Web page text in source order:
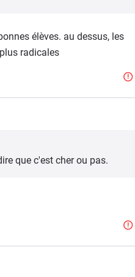
élèves. au dessus, les
radicales
que c'est cher ou pas.